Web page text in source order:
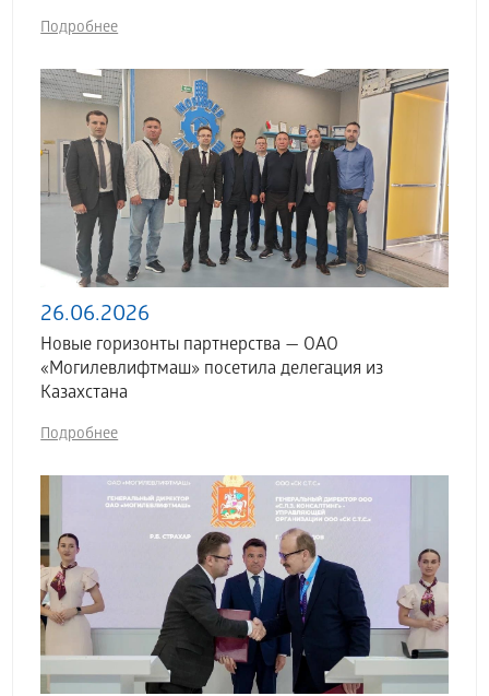
Подробнее
26.06.2026
Новые горизонты партнерства — ОАО
«Могилевлифтмаш» посетила делегация из
Казахстана
Подробнее